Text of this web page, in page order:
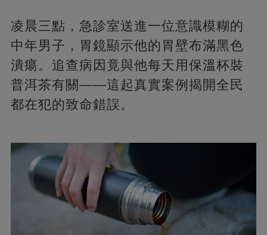
凌晨三點，急診室送進一位意識模糊的
中年男子，胃鏡顯示他的胃壁布滿黑色
潰瘍。追查病因竟與他每天用保溫杯裝
普洱茶有關——這起真實案例揭開全民
都在犯的致命錯誤。